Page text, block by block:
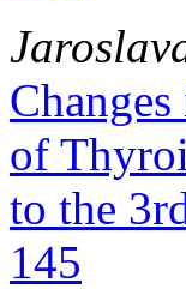
of
to the
145